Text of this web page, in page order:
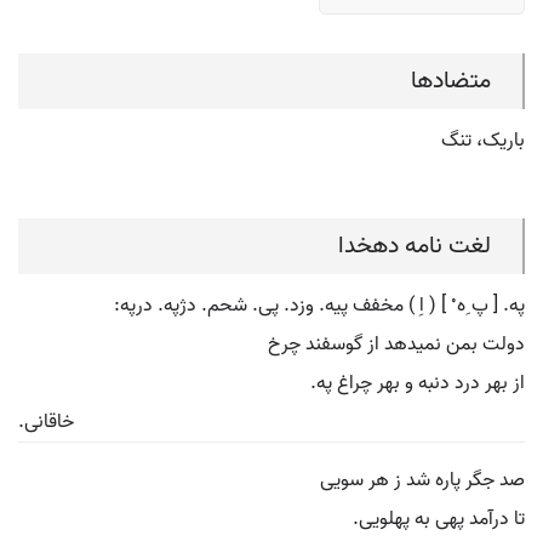
متضادها
باریک، تنگ
لغت نامه دهخدا
په. [ پ ِه ْ ] ( اِ ) مخفف پیه. وزد. پی. شحم. دژپه. درپه:
دولت بمن نمیدهد از گوسفند چرخ
از بهر درد دنبه و بهر چراغ په.
خاقانی.
صد جگر پاره شد ز هر سویی
تا درآمد پهی به پهلویی.